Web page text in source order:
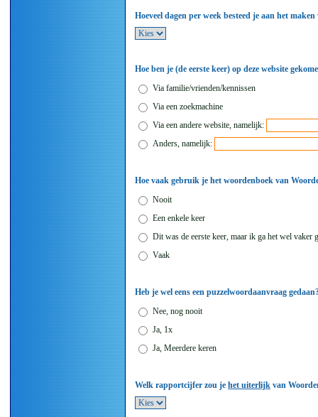
Hoeveel dagen per week besteed je aan het
Hoe ben je (de eerste keer) op deze website
Via familie/vrienden/kennissen
Via een zoekmachine
Via een andere website, namelijk:
Anders, namelijk:
Hoe vaak gebruik je het woordenboek van
Nooit
Een enkele keer
Dit was de eerste keer, maar ik ga het wel vaker
Vaak
Heb je wel eens een puzzelwoordaanvraag
Nee, nog nooit
Ja, 1x
Ja, Meerdere keren
Welk rapportcijfer zou je het uiterlijk van